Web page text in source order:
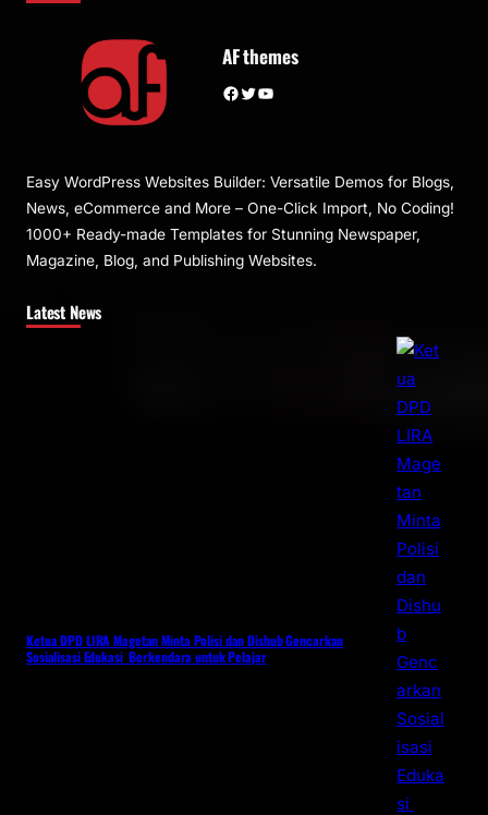
AF themes
Facebook Twitter YouTube
Easy WordPress Websites Builder: Versatile Demos for Blogs,
News, eCommerce and More – One-Click Import, No Coding!
1000+ Ready-made Templates for Stunning Newspaper,
Magazine, Blog, and Publishing Websites.
Latest News
Ketua DPD LIRA Magetan Minta Polisi dan Dishub Gencarkan
Sosialisasi Edukasi Berkendara untuk Pelajar